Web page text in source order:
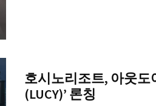
호시노리조트, 아웃도
(LUCY)’ 론칭